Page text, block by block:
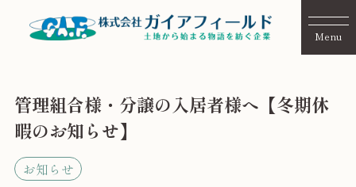
管理組合様・分譲の入居者様へ【冬期休
暇のお知らせ】
お知らせ